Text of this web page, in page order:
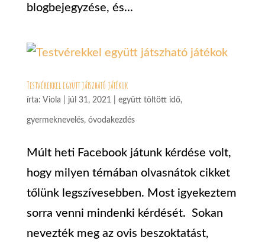
blogbejegyzése, és...
Testvérekkel együtt játszható játékok
írta: Viola júl 31, 2021 együtt töltött idő,
gyermeknevelés, óvodakezdés
Múlt heti Facebook játunk kérdése volt,
hogy milyen témában olvasnátok cikket
tőlünk legszívesebben. Most igyekeztem
sorra venni mindenki kérdését. Sokan
nevezték meg az ovis beszoktatást,